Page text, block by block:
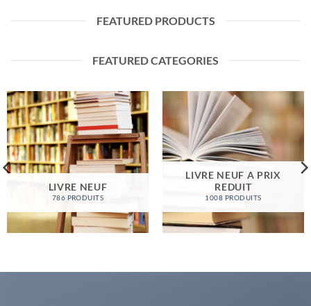
FEATURED PRODUCTS
FEATURED CATEGORIES
LIVRE NEUF
786 PRODUITS
LIVRE NEUF A PRIX
REDUIT
1008 PRODUITS